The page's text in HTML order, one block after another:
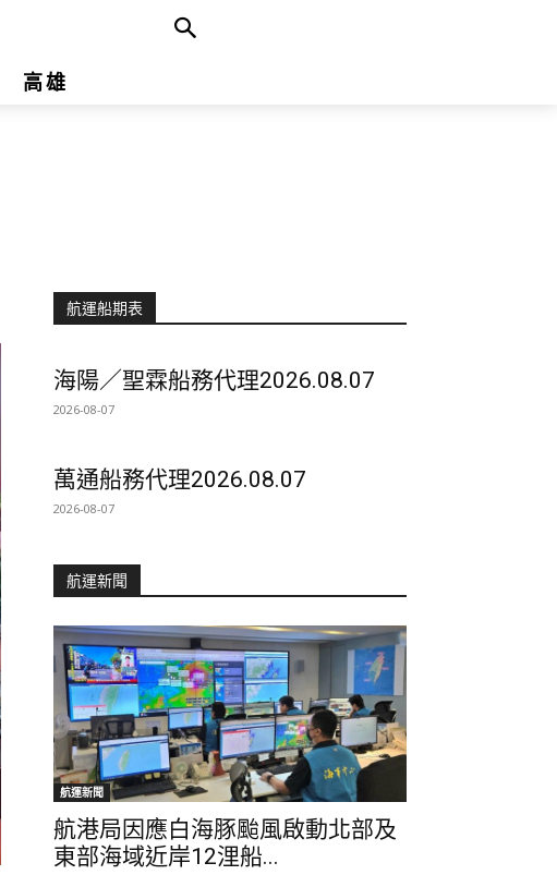
高雄
航運船期表
海陽／聖霖船務代理2026.08.07
2026-08-07
萬通船務代理2026.08.07
2026-08-07
航運新聞
航運新聞
航港局因應白海豚颱風啟動北部及
東部海域近岸12浬船...